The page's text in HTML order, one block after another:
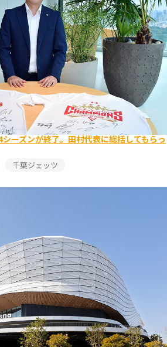
ーズンが終了。田村代表に総括してもらっ
千葉ジェッツ